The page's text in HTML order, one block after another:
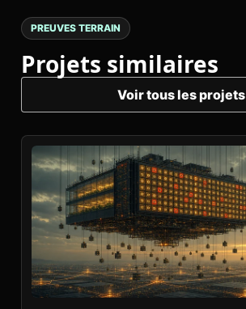
PREUVES TERRAIN
Projets similaires
Voir tous les projets